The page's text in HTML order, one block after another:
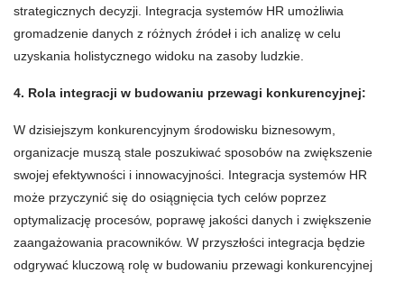
strategicznych decyzji. Integracja systemów HR umożliwia
gromadzenie danych z różnych źródeł i ich analizę w celu
uzyskania holistycznego widoku na zasoby ludzkie.
4. Rola integracji w budowaniu przewagi konkurencyjnej:
W dzisiejszym konkurencyjnym środowisku biznesowym,
organizacje muszą stale poszukiwać sposobów na zwiększenie
swojej efektywności i innowacyjności. Integracja systemów HR
może przyczynić się do osiągnięcia tych celów poprzez
optymalizację procesów, poprawę jakości danych i zwiększenie
zaangażowania pracowników. W przyszłości integracja będzie
odgrywać kluczową rolę w budowaniu przewagi konkurencyjnej